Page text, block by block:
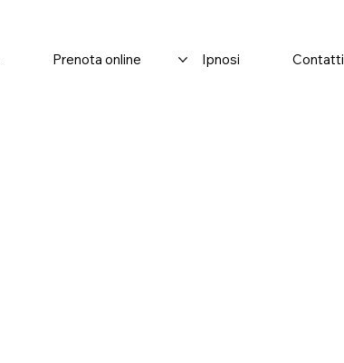
Prenota online Ipnosi Contatti